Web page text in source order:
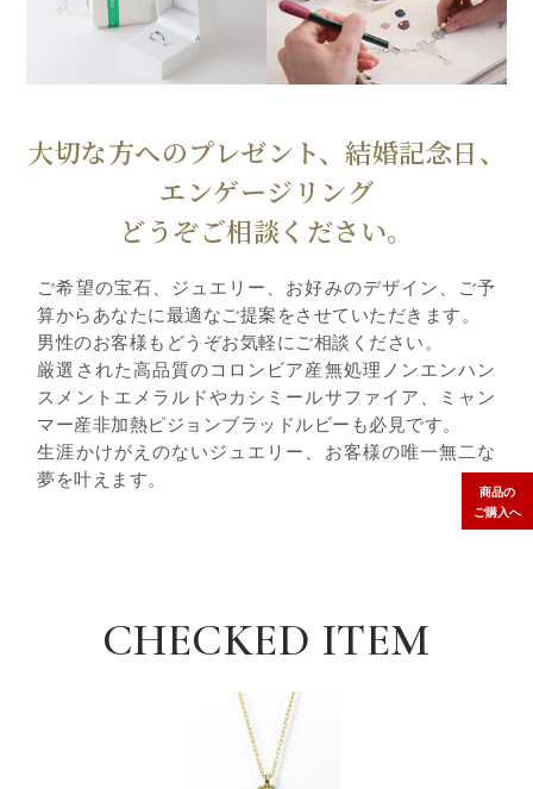
大切な方へのプレゼント、結婚記念日、
エンゲージリング
どうぞご相談ください。
ご希望の宝石、ジュエリー、お好みのデザイン、ご予
算からあなたに最適なご提案をさせていただきます。
男性のお客様もどうぞお気軽にご相談ください。
厳選された高品質のコロンビア産無処理ノンエンハン
スメントエメラルドやカシミールサファイア、ミャン
マー産非加熱ピジョンブラッドルビーも必見です。
生涯かけがえのないジュエリー、お客様の唯一無二な
夢を叶えます。
商品の
ご購入へ
CHECKED ITEM